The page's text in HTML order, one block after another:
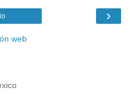
›
web